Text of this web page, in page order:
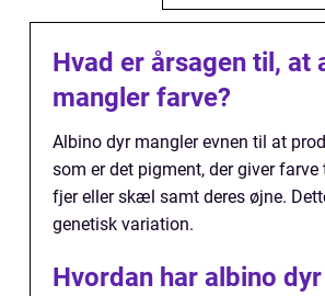
Hvad er årsagen til, at
mangler farve?
Albino dyr mangler evnen til at
som er det pigment, der giver farve
fjer eller skæl samt deres øjne.
genetisk variation.
Hvordan har albino